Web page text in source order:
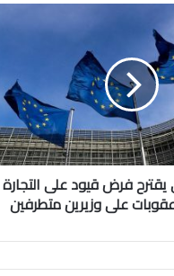
يقترح فرض قيود على التجارة
على وزيرين متطرفين